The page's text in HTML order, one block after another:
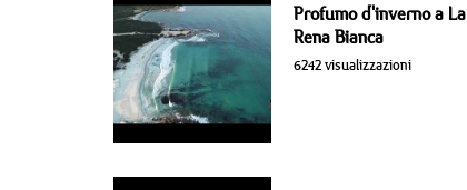
Profumo d'inverno a La
Rena Bianca
6242 visualizzazioni